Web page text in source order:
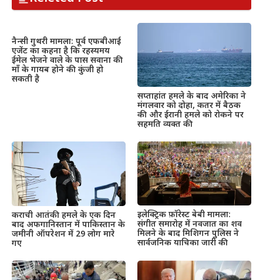
नैन्सी गुथरी मामला: पूर्व एफबीआई
एजेंट का कहना है कि रहस्यमय
ईमेल भेजने वाले के पास सवाना की
माँ के गायब होने की कुंजी हो
सकती है
सप्ताहांत हमले के बाद अमेरिका ने
मंगलवार को दोहा, कतर में बैठक
की और ईरानी हमले को रोकने पर
सहमति व्यक्त की
कराची आतंकी हमले के एक दिन
बाद अफगानिस्तान में पाकिस्तान के
जमीनी ऑपरेशन में 29 लोग मारे
गए
इलेक्ट्रिक फ़ॉरेस्ट बेबी मामला:
संगीत समारोह में नवजात का शव
मिलने के बाद मिशिगन पुलिस ने
सार्वजनिक याचिका जारी की